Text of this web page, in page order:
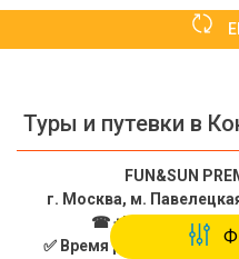
Туры и путевки в
FUN&SUN
г. Москва, м.
☎ +7(499)11-33-403
✅ Время работы: Пн-Пт